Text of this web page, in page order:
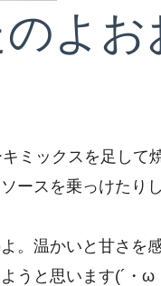
よお
ミックスを足して
ースを乗っけたり
。温かいと甘さを
うと思います(´・ω